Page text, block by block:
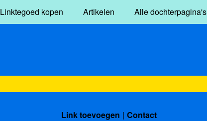
Linktegoed kopen Artikelen Alle dochterpagina's
Link toevoegen Contact